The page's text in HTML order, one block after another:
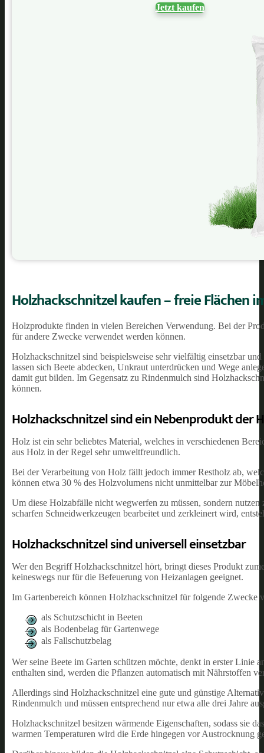
Jetzt kaufen
Holzhackschnitzel kaufen – freie Flächen
Holzprodukte finden in vielen Bereichen Verwendung. Bei der
für andere Zwecke verwendet werden können.
Holzhackschnitzel sind beispielsweise sehr vielfältig einsetzbar
lassen sich Beete abdecken, Unkraut unterdrücken und Wege
damit gut bilden. Im Gegensatz zu Rindenmulch sind
können.
Holzhackschnitzel sind ein Nebenprodukt der
Holz ist ein sehr beliebtes Material, welches in verschiedenen
aus Holz in der Regel sehr umweltfreundlich.
Bei der Verarbeitung von Holz fällt jedoch immer Restholz ab,
können etwa 30 % des Holzvolumens nicht unmittelbar zur
Um diese Holzabfälle nicht wegwerfen zu müssen, sondern
scharfen Schneidwerkzeugen bearbeitet und zerkleinert wird,
Holzhackschnitzel sind universell einsetzbar
Wer den Begriff Holzhackschnitzel hört, bringt dieses Produkt
keineswegs nur für die Befeuerung von Heizanlagen geeignet.
Im Gartenbereich können Holzhackschnitzel für folgende Zwecke
als Schutzschicht in Beeten
als Bodenbelag für Gartenwege
als Fallschutzbelag
Wer seine Beete im Garten schützen möchte, denkt in erster Linie
enthalten sind, werden die Pflanzen automatisch mit Nährstoffen
Allerdings sind Holzhackschnitzel eine gute und günstige
Rindenmulch und müssen entsprechend nur etwa alle drei Jahre
Holzhackschnitzel besitzen wärmende Eigenschaften, sodass sie
warmen Temperaturen wird die Erde hingegen vor Austrocknung